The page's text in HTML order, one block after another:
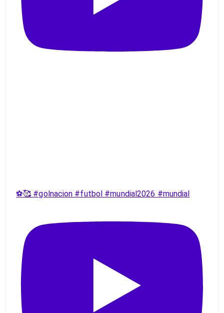
⚽️🥰 #golnacion #futbol #mundial2026 #mundial